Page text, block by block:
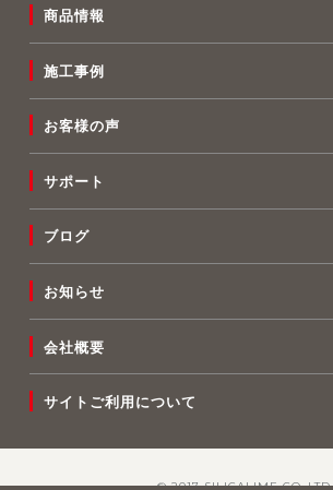
商品情報
施工事例
お客様の声
サポート
ブログ
お知らせ
会社概要
サイトご利用について
© 2017 SILICALIME CO.,LTD